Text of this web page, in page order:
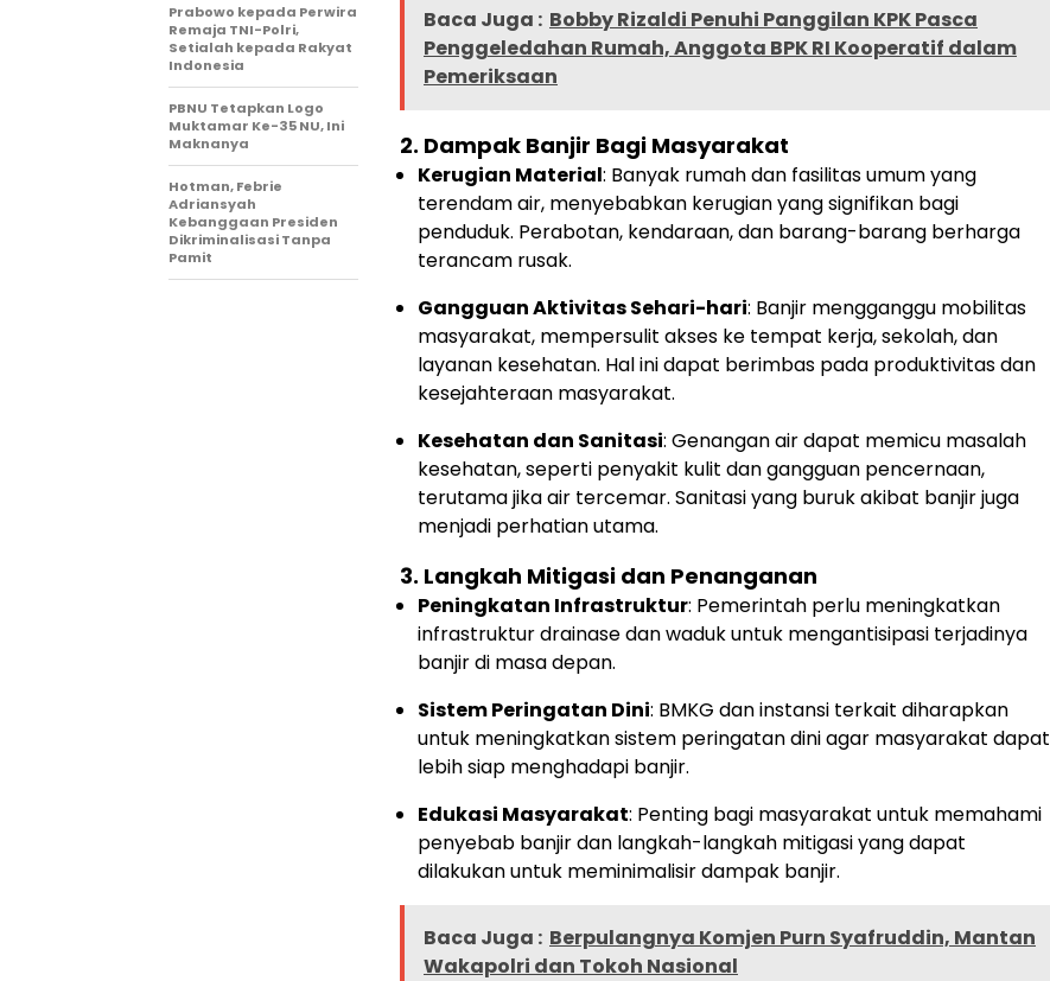
Baca Juga : Bobby Rizaldi Penuhi Panggilan KPK Pasca
Penggeledahan Rumah, Anggota BPK RI Kooperatif dalam
Pemeriksaan
2. Dampak Banjir Bagi Masyarakat
Kerugian Material: Banyak rumah dan fasilitas umum yang
terendam air, menyebabkan kerugian yang signifikan bagi
penduduk. Perabotan, kendaraan, dan barang-barang berharga
terancam rusak.
Gangguan Aktivitas Sehari-hari: Banjir mengganggu mobilitas
masyarakat, mempersulit akses ke tempat kerja, sekolah, dan
layanan kesehatan. Hal ini dapat berimbas pada produktivitas dan
kesejahteraan masyarakat.
Kesehatan dan Sanitasi: Genangan air dapat memicu masalah
kesehatan, seperti penyakit kulit dan gangguan pencernaan,
terutama jika air tercemar. Sanitasi yang buruk akibat banjir juga
menjadi perhatian utama.
3. Langkah Mitigasi dan Penanganan
Peningkatan Infrastruktur: Pemerintah perlu meningkatkan
infrastruktur drainase dan waduk untuk mengantisipasi terjadinya
banjir di masa depan.
Sistem Peringatan Dini: BMKG dan instansi terkait diharapkan
untuk meningkatkan sistem peringatan dini agar masyarakat dapat
lebih siap menghadapi banjir.
Edukasi Masyarakat: Penting bagi masyarakat untuk memahami
penyebab banjir dan langkah-langkah mitigasi yang dapat
dilakukan untuk meminimalisir dampak banjir.
Baca Juga : Berpulangnya Komjen Purn Syafruddin, Mantan
Wakapolri dan Tokoh Nasional
Prabowo kepada Perwira
Remaja TNI-Polri,
Setialah kepada Rakyat
Indonesia
PBNU Tetapkan Logo
Muktamar Ke-35 NU, Ini
Maknanya
Hotman, Febrie
Adriansyah
Kebanggaan Presiden
Dikriminalisasi Tanpa
Pamit